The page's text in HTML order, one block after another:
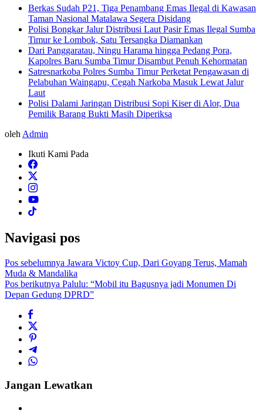
Berkas Sudah P21, Tiga Penambang Emas Ilegal di Kawasan
Taman Nasional Matalawa Segera Disidang
Polisi Bongkar Jalur Distribusi Laut Pasir Emas Ilegal Sumba
Timur ke Lombok, Satu Tersangka Diamankan
Dari Panggaratau, Ningu Harama hingga Pedang Pora,
Kapolres Baru Sumba Timur Disambut Penuh Kehormatan
Satresnarkoba Polres Sumba Timur Perketat Pengawasan di
Pelabuhan Waingapu, Cegah Narkoba Masuk Lewat Jalur
Laut
Polisi Dalami Jaringan Distribusi Sopi Kiser di Alor, Dua
Pemilik Barang Bukti Masih Diperiksa
oleh Admin
Ikuti Kami Pada
Navigasi pos
Pos sebelumnya Jawara Victoy Cup, Dari Goyang Terus, Mamah
Muda & Mandalika
Pos berikutnya Palulu: “Mobil itu Bagusnya jadi Monumen Di
Depan Gedung DPRD”
Jangan Lewatkan